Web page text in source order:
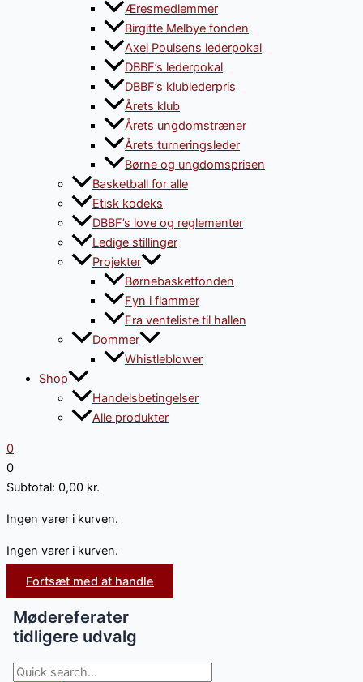
Æresmedlemmer
Birgitte Melbye fonden
Axel Poulsens lederpokal
DBBF’s lederpokal
DBBF’s klublederpris
Årets klub
Årets ungdomstræner
Årets turneringsleder
Børne og ungdomsprisen
Basketball for alle
Etisk kodeks
DBBF’s love og reglementer
Ledige stillinger
Projekter
Børnebasketfonden
Fyn i flammer
Fra venteliste til hallen
Dommer
Whistleblower
Shop
Handelsbetingelser
Alle produkter
0
0
Subtotal: 0,00 kr.
Ingen varer i kurven.
Ingen varer i kurven.
Fortsæt med at handle
Mødereferater
tidligere udvalg